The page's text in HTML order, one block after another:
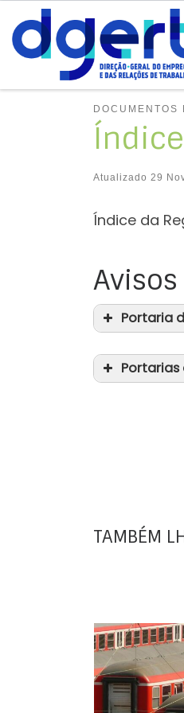
Skip to content
Atualizado 29
Índice da
Portaria
Portarias
TAMBÉM